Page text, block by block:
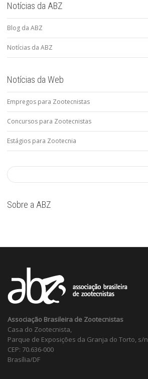
Notícias da ABZ
Blog da ABZ
Notícias da ABZ
Notícias da Web
Empregos para Zootecnistas
Concursos para Zootecnistas
Estágios para Zootecnia
Sobre a ABZ
Associação Brasileira de Zootecnistas
Casa do Zootecnista,
Parque de Exposições da Granja do Torto, s/n
CEP: 70.636-000
Brasília/DF